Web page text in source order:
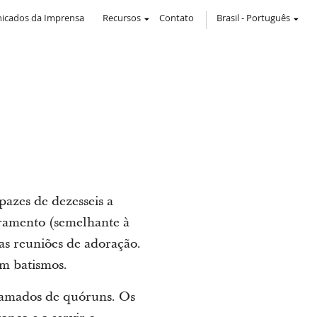
da Imprensa Recursos Contato Brasil- Português
de dezesseis a
(semelhante à
reuniões de adoração.
batismos.
de quóruns. Os